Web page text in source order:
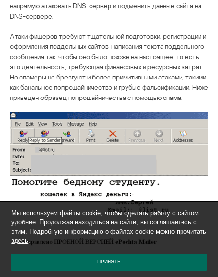
напрямую атаковать DNS-сервер и подменить данные сайта на
DNS-сервере.
Атаки фишеров требуют тщательной подготовки, регистрации и
оформления поддельных сайтов, написания текста поддельного
сообщения так, чтобы оно было похоже на настоящее, то есть
это деятельность, требующая финансовых и ресурсных затрат.
Но спамеры не брезгуют и более примитивными атаками, такими
как банальное попрошайничество и грубые фальсификации. Ниже
приведен образец попрошайничества с помощью спама.
Мы используем файлы cookie, чтобы сделать работу с сайтом
удобнее. Продолжая находиться на сайте, вы соглашаетесь с
этим. Подробную информацию о файлах cookie можно прочитать
здесь.
ПРИНЯТЬ